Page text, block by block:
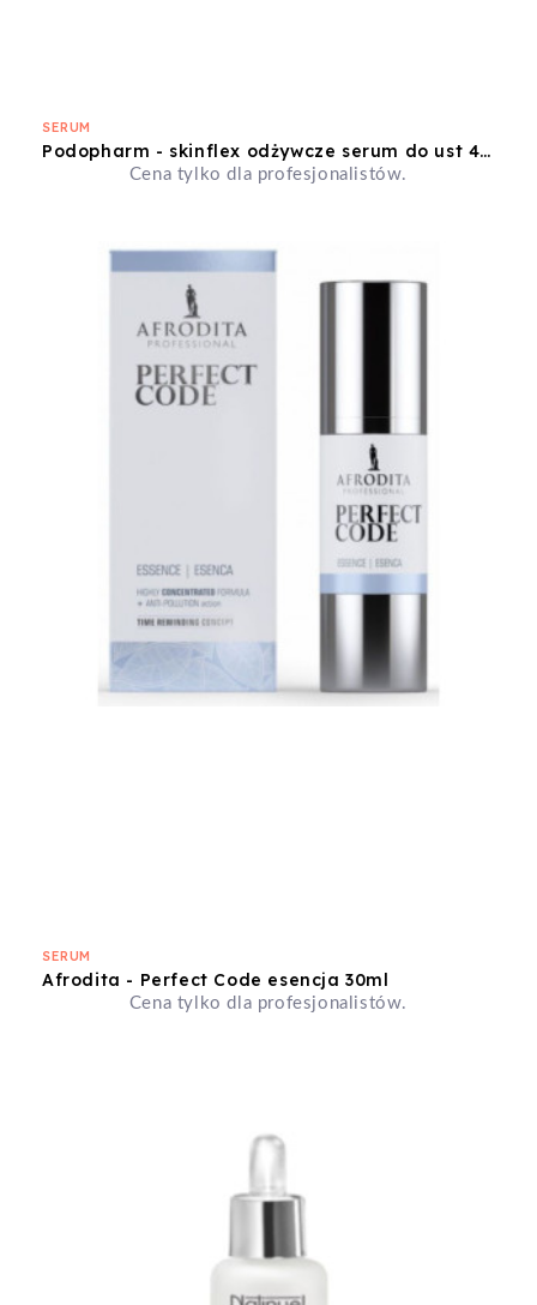
SERUM
Podopharm - skinflex odżywcze serum do ust 4,9g z colostrum
Cena tylko dla profesjonalistów.
SERUM
Afrodita - Perfect Code esencja 30ml
Cena tylko dla profesjonalistów.